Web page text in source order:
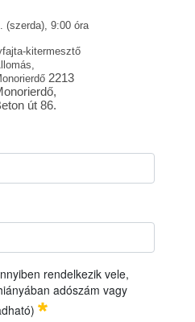
(szerda), 9:00 óra
kitermesztő
2213
út 86.
rendelkezik vele,
adószám vagy